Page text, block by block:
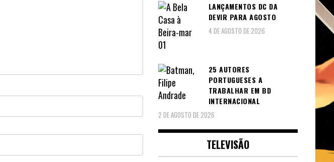
LANÇAMENTOS DC DA
DEVIR PARA AGOSTO
4 DE AGOSTO DE 2026
25 AUTORES
PORTUGUESES A
TRABALHAR EM BD
INTERNACIONAL
2 DE AGOSTO DE 2026
TELEVISÃO